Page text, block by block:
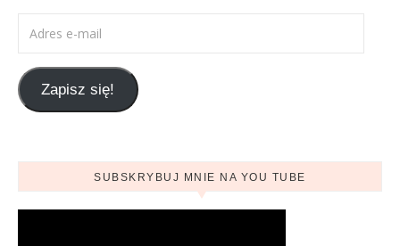
Zapisz się!
SUBSKRYBUJ MNIE NA YOU TUBE